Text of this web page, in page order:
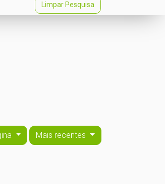
Limpar Pesquisa
Mais recentes